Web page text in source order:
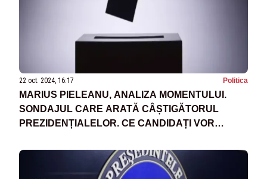
22 oct. 2024, 16:17 Politica
MARIUS PIELEANU, ANALIZA MOMENTULUI.
SONDAJUL CARE ARATĂ CÂȘTIGĂTORUL
PREZIDENȚIALELOR. CE CANDIDAȚI VOR